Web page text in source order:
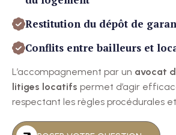
Restitution du dépôt de
Conflits entre bailleurs et
L’accompagnement par un avocat
litiges locatifs permet d’agir
respectant les règles procédurales